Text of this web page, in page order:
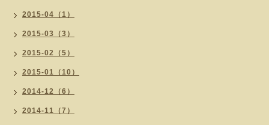
2015-04（1）
2015-03（3）
2015-02（5）
2015-01（10）
2014-12（6）
2014-11（7）